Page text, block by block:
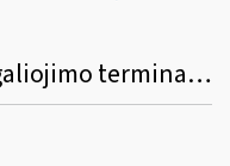
Koks yra verslo liudijimo galiojimo terminas, jo pratęsimo bei nutraukimo tvarka?